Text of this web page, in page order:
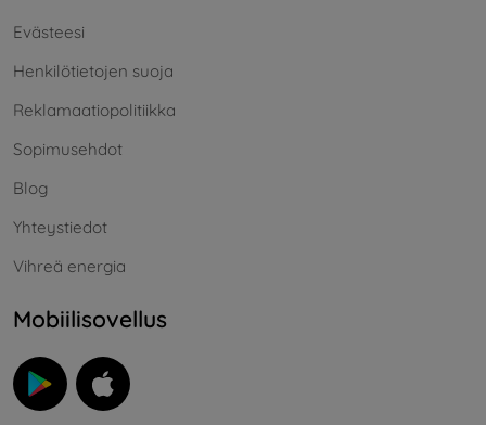
Evästeesi
Henkilötietojen suoja
Reklamaatiopolitiikka
Sopimusehdot
Blog
Yhteystiedot
Vihreä energia
Mobiilisovellus